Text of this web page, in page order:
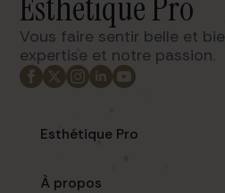
Vous faire sentir belle et
expertise et notre passion. ​
Esthétique Pro
À propos